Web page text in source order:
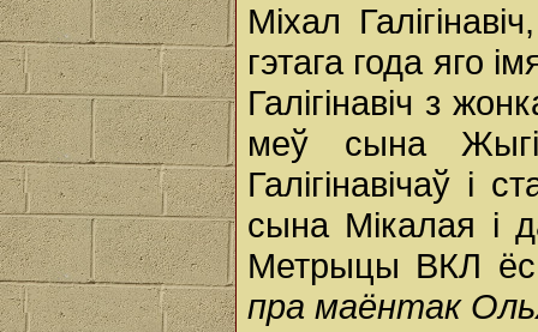
Міхал
гэтага года яго
Галігінавіч з
меў сына
Галігінавічаў і
сына Мікалая і
Метрыцы ВКЛ
пра маёнтак